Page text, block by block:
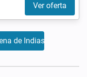
Ver oferta
de Indias